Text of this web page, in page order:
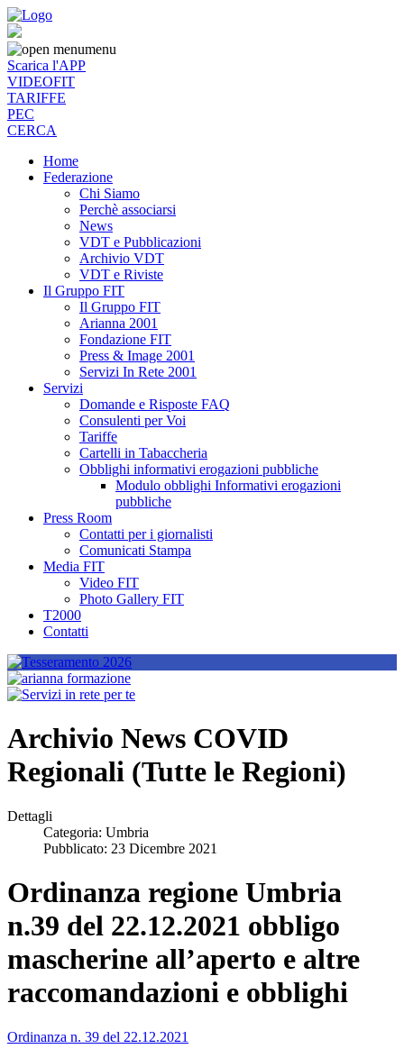
menu
Scarica l'APP
VIDEOFIT
TARIFFE
PEC
CERCA
Home
Federazione
Chi Siamo
Perchè associarsi
News
VDT e Pubblicazioni
Archivio VDT
VDT e Riviste
Il Gruppo FIT
Il Gruppo FIT
Arianna 2001
Fondazione FIT
Press & Image 2001
Servizi In Rete 2001
Servizi
Domande e Risposte FAQ
Consulenti per Voi
Tariffe
Cartelli in Tabaccheria
Obblighi informativi erogazioni pubbliche
Modulo obblighi Informativi erogazioni
pubbliche
Press Room
Contatti per i giornalisti
Comunicati Stampa
Media FIT
Video FIT
Photo Gallery FIT
T2000
Contatti
Archivio News COVID
Regionali (Tutte le Regioni)
Dettagli
Categoria: Umbria
Pubblicato: 23 Dicembre 2021
Ordinanza regione Umbria
n.39 del 22.12.2021 obbligo
mascherine all’aperto e altre
raccomandazioni e obblighi
Ordinanza n. 39 del 22.12.2021